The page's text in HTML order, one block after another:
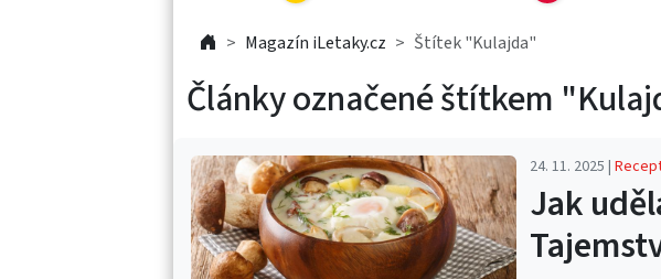
Magazín iLetaky.cz Štítek "Kulajda"
Články označené štítkem
24. 11. 2025 |
Jak